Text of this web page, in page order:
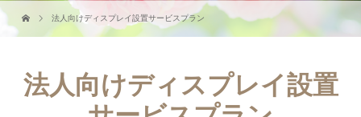
法人向けディスプレイ設置サービスプラン
法人向けディスプレイ設置